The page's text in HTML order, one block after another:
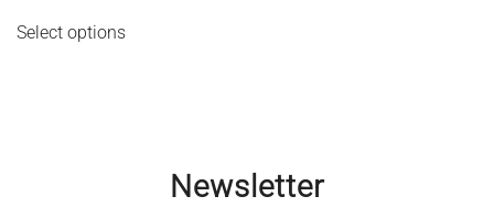
Select optionsproduct
options
Newsletter